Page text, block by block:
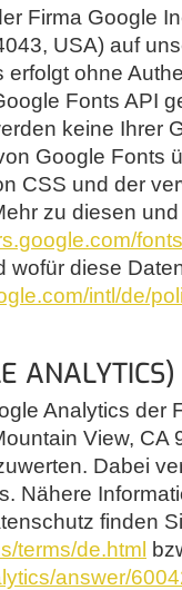
Firma Google
USA) auf
ohne
Fonts API
keine Ihrer
Google Fonts
CSS und der
zu diesen
wofür diese
intl/de/
ANALYTICS)
Analytics der
View, CA
Dabei
Nähere
finden
terms/de.html
answer/